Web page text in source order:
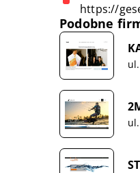
https://
Podobne